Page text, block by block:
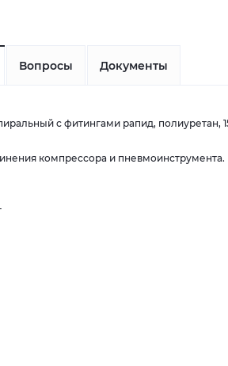
Вопросы Документы
с фитингами рапид, полиуретан,
компрессора и